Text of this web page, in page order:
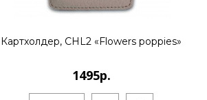
Картхолдер, CHL2 «Flowers poppies»
1495р.